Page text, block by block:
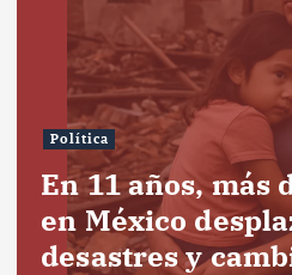
Política
En 11 años, más
en México
desastres y